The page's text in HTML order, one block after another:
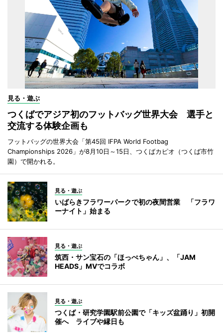
見る・遊ぶ
つくばでアジア初のフットバッグ世界大会 選手と
交流する体験企画も
フットバッグの世界大会「第45回 IFPA World Footbag
Championships 2026」が8月10日～15日、つくばカピオ（つくば市竹
園）で開かれる。
見る・遊ぶ
いばらきフラワーパークで初の夜間営業 「フラワ
ーナイト」始まる
見る・遊ぶ
筑西・サン宝石の「ほっぺちゃん」、「JAM
HEADS」MVでコラボ
見る・遊ぶ
つくば・研究学園駅前公園で「キッズ盆踊り」初開
催へ ライブや縁日も